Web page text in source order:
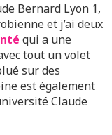
Bernard Lyon 1,
et j’ai deux
qui a une
tout un volet
sur des
est également
Claude